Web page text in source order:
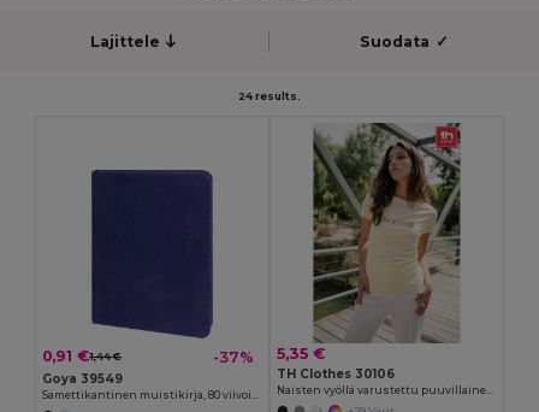
Lajittele Suodata ✓
24 results.
0,91 €1,44 € -37%
Goya 39549
Samettikantinen muistikirja, 80 viivoitettua sivua VELVET
5,35 €
TH Clothes 30106
Naisten vyöllä varustettu puuvillainen T-paita